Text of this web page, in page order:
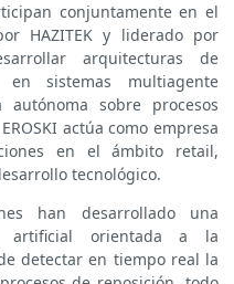
conjuntamente en el
HAZITEK y liderado por
arquitecturas de
en sistemas multiagente
sobre procesos
actúa como empresa
en el ámbito retail,
tecnológico.
han desarrollado una
artificial orientada a la
detectar en tiempo real la